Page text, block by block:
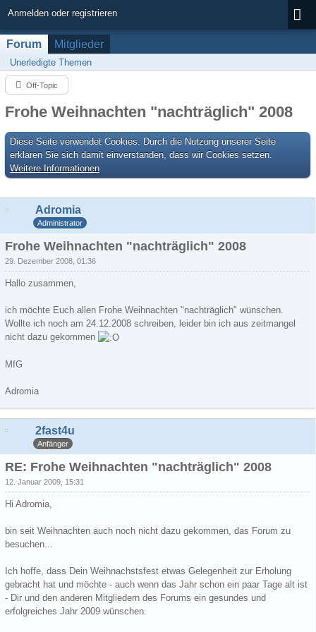
Anmelden oder registrieren
Forum Mitglieder
Unerledigte Themen
Off-Topic
Frohe Weihnachten "nachträglich" 2008
Diese Seite verwendet Cookies. Durch die Nutzung unserer Seite
erklären Sie sich damit einverstanden, dass wir Cookies setzen.
Weitere Informationen
Adromia
Administrator
Frohe Weihnachten "nachträglich" 2008
29. Dezember 2008, 01:36
Hallo zusammen,
ich möchte Euch allen Frohe Weihnachten "nachträglich" wünschen.
Wollte ich noch am 24.12.2008 schreiben, leider bin ich aus zeitmangel
nicht dazu gekommen
MfG
Adromia
2fast4u
Anfänger
RE: Frohe Weihnachten "nachträglich" 2008
12. Januar 2009, 15:31
Hi Adromia,
bin seit Weihnachten auch noch nicht dazu gekommen, das Forum zu
besuchen...
Ich hoffe, dass Dein Weihnachstsfest etwas Gelegenheit zur Erholung
gebracht hat und möchte - auch wenn das Jahr schon ein paar Tage alt ist
- Dir und den anderen Mitgliedern des Forums ein gesundes und
erfolgreiches Jahr 2009 wünschen.